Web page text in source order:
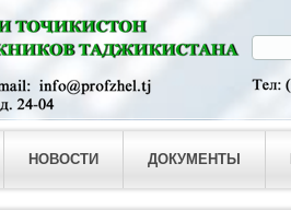
НОВОСТИ ДОКУМЕНТЫ